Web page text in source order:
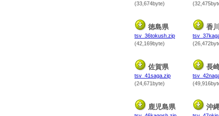
(33,674byte)
徳島県
tsv_36tokush.zip
(42,169byte)
香
佐賀県
tsv_41saga.zip
(24,671byte)
長
鹿児島県 沖